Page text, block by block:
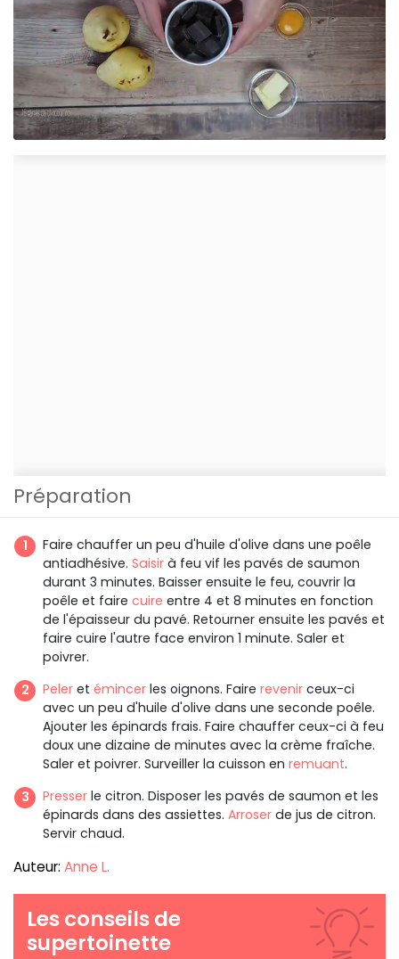
Préparation
Faire chauffer un peu d'huile d'olive dans une poêle
antiadhésive. Saisir à feu vif les pavés de saumon
durant 3 minutes. Baisser ensuite le feu, couvrir la
poêle et faire cuire entre 4 et 8 minutes en fonction
de l'épaisseur du pavé. Retourner ensuite les pavés et
faire cuire l'autre face environ 1 minute. Saler et
poivrer.
Peler et émincer les oignons. Faire revenir ceux-ci
avec un peu d'huile d'olive dans une seconde poêle.
Ajouter les épinards frais. Faire chauffer ceux-ci à feu
doux une dizaine de minutes avec la crème fraîche.
Saler et poivrer. Surveiller la cuisson en remuant.
Presser le citron. Disposer les pavés de saumon et les
épinards dans des assiettes. Arroser de jus de citron.
Servir chaud.
Auteur: Anne L.
Les conseils de
supertoinette